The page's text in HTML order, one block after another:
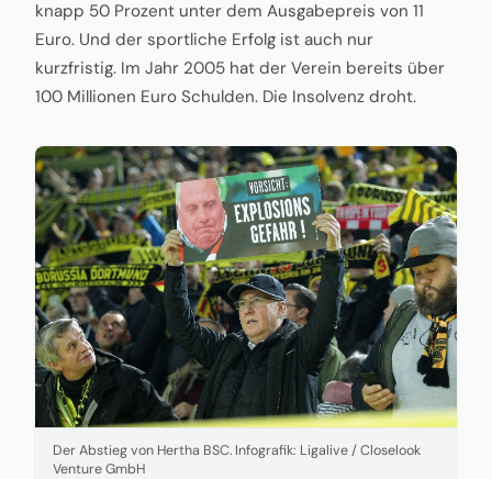
knapp 50 Prozent unter dem Ausgabepreis von 11
Euro. Und der sportliche Erfolg ist auch nur
kurzfristig. Im Jahr 2005 hat der Verein bereits über
100 Millionen Euro Schulden. Die Insolvenz droht.
Der Abstieg von Hertha BSC. Infografik: Ligalive / Closelook
Venture GmbH